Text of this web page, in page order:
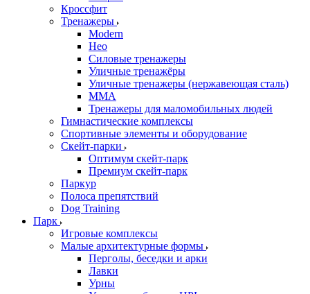
Кроссфит
Тренажеры
Modern
Нео
Силовые тренажеры
Уличные тренажёры
Уличные тренажеры (нержавеющая сталь)
ММА
Тренажеры для маломобильных людей
Гимнастические комплексы
Спортивные элементы и оборудование
Скейт-парки
Оптимум скейт-парк
Премиум скейт-парк
Паркур
Полоса препятствий
Dog Training
Парк
Игровые комплексы
Малые архитектурные формы
Перголы, беседки и арки
Лавки
Урны